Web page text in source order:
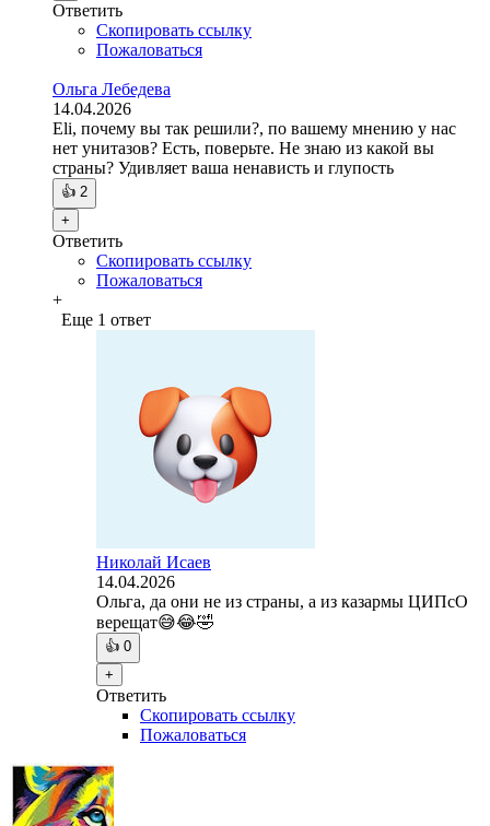
Ответить
Скопировать ссылку
Пожаловаться
Ольга Лебедева
14.04.2026
Eli, почему вы так решили?, по вашему мнению у нас
нет унитазов? Есть, поверьте. Не знаю из какой вы
страны? Удивляет ваша ненависть и глупость
👍 2
+
Ответить
Скопировать ссылку
Пожаловаться
+
Еще 1 ответ
Николай Исаев
14.04.2026
Ольга, да они не из страны, а из казармы ЦИПсО
верещат😅😂🤣
👍 0
+
Ответить
Скопировать ссылку
Пожаловаться